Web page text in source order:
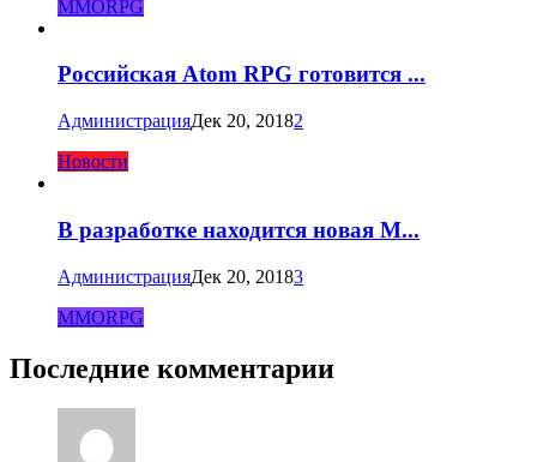
MMORPG
Российская Atom RPG готовится ...
АдминистрацияДек 20, 20182
Новости
В разработке находится новая M...
АдминистрацияДек 20, 20183
MMORPG
Последние комментарии